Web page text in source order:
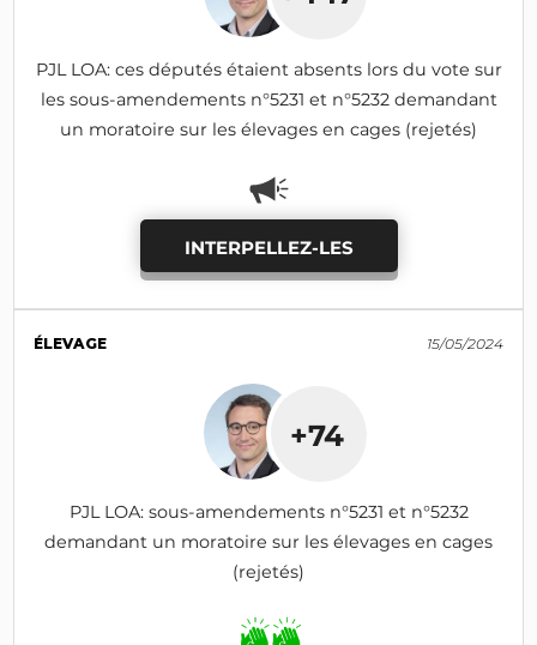
PJL LOA: ces députés étaient absents lors du vote sur
les sous-amendements n°5231 et n°5232 demandant
un moratoire sur les élevages en cages (rejetés)
INTERPELLEZ-LES
ÉLEVAGE 15/05/2024
+74
PJL LOA: sous-amendements n°5231 et n°5232
demandant un moratoire sur les élevages en cages
(rejetés)